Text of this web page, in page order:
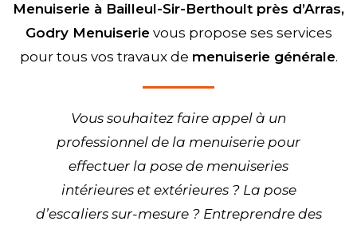
Menuiserie à Bailleul-Sir-Berthoult près d’Arras,
Godry Menuiserievous propose ses services
pour tous vos travaux de menuiserie générale.
Vous souhaitez faire appel à un
professionnel de la menuiserie pour
effectuer la pose de menuiseries
intérieures et extérieures ? La pose
d’escaliers sur-mesure ? Entreprendre des